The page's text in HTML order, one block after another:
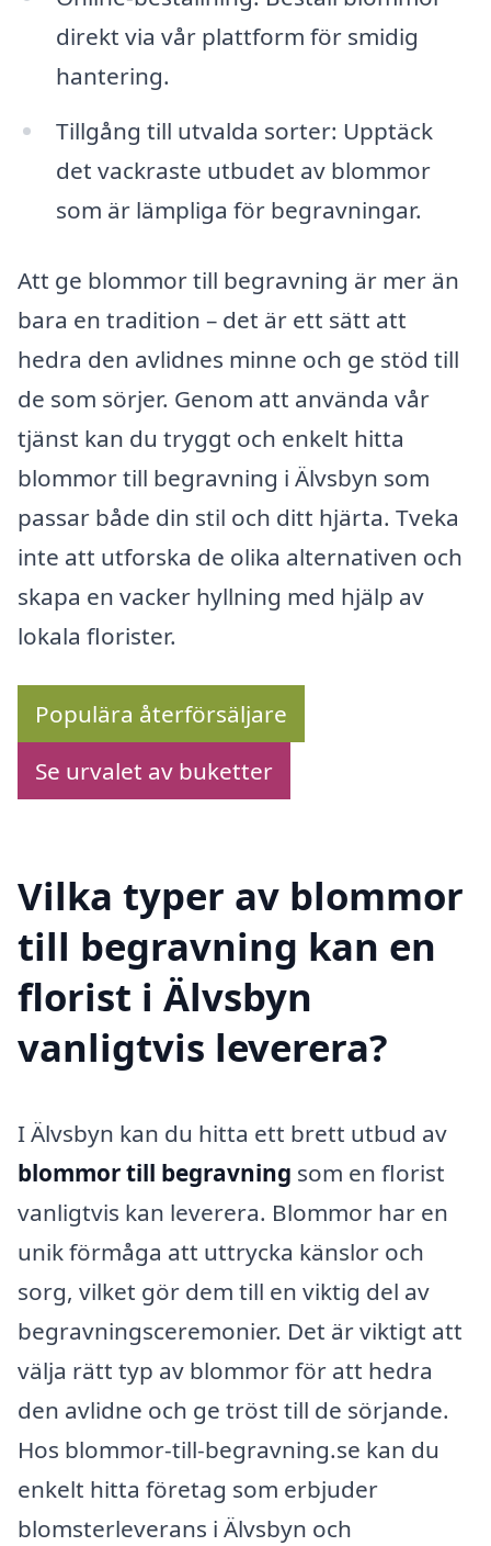
direkt via vår plattform för smidig
hantering.
Tillgång till utvalda sorter: Upptäck
det vackraste utbudet av blommor
som är lämpliga för begravningar.
Att ge blommor till begravning är mer än
bara en tradition – det är ett sätt att
hedra den avlidnes minne och ge stöd till
de som sörjer. Genom att använda vår
tjänst kan du tryggt och enkelt hitta
blommor till begravning i Älvsbyn som
passar både din stil och ditt hjärta. Tveka
inte att utforska de olika alternativen och
skapa en vacker hyllning med hjälp av
lokala florister.
Populära återförsäljare
Se urvalet av buketter
Vilka typer av blommor
till begravning kan en
florist i Älvsbyn
vanligtvis leverera?
I Älvsbyn kan du hitta ett brett utbud av
blommor till begravning som en florist
vanligtvis kan leverera. Blommor har en
unik förmåga att uttrycka känslor och
sorg, vilket gör dem till en viktig del av
begravningsceremonier. Det är viktigt att
välja rätt typ av blommor för att hedra
den avlidne och ge tröst till de sörjande.
Hos blommor-till-begravning.se kan du
enkelt hitta företag som erbjuder
blomsterleverans i Älvsbyn och